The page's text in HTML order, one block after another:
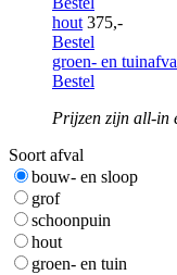
hout 375,-
Bestel
groen- en
Bestel
Prijzen zijn all-in
Soort afval
bouw- en sloop
grof
schoonpuin
hout
groen- en tuin